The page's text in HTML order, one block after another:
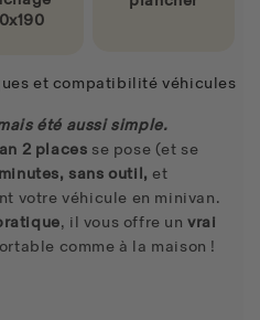
et compatibilité véhicules
été aussi simple.
2 places se pose (et se
sans outil, et
votre véhicule en minivan.
, il vous offre unvrai
comme à la maison !